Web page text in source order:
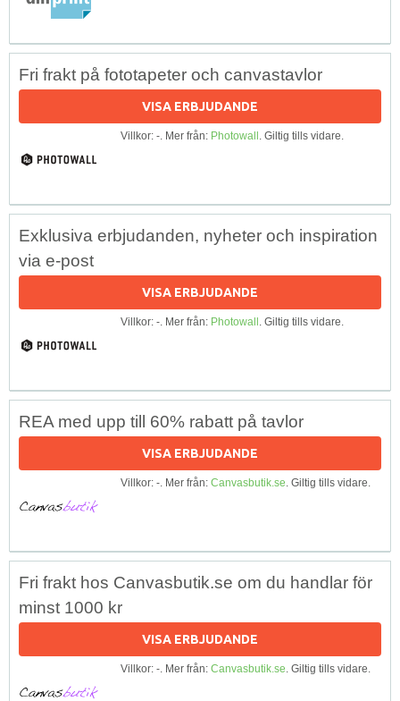
Fri frakt på fototapeter och canvastavlor
VISA ERBJUDANDE
Villkor: -. Mer från: Photowall. Giltig tills vidare.
Exklusiva erbjudanden, nyheter och inspiration
via e-post
VISA ERBJUDANDE
Villkor: -. Mer från: Photowall. Giltig tills vidare.
REA med upp till 60% rabatt på tavlor
VISA ERBJUDANDE
Villkor: -. Mer från: Canvasbutik.se. Giltig tills vidare.
Fri frakt hos Canvasbutik.se om du handlar för
minst 1000 kr
VISA ERBJUDANDE
Villkor: -. Mer från: Canvasbutik.se. Giltig tills vidare.